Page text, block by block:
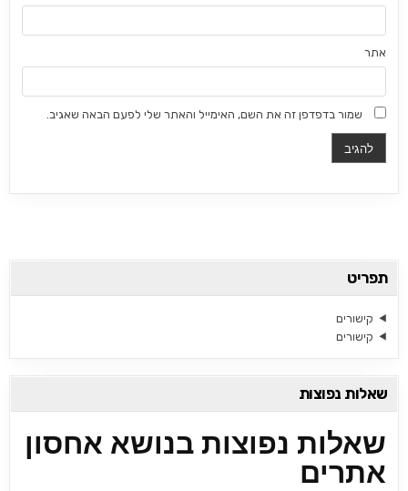
אתר
שמור בדפדפן זה את השם, האימייל והאתר שלי לפעם הבאה שאגיב.
תפריט
קישורים
קישורים
שאלות נפוצות
שאלות נפוצות בנושא אחסון
אתרים